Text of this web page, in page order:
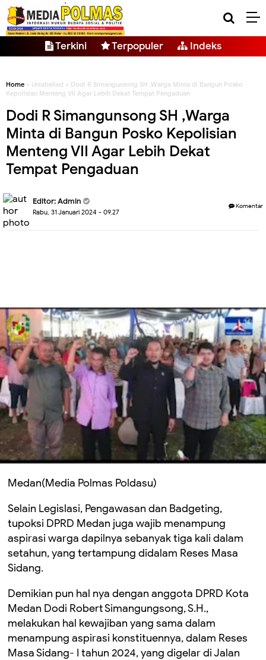
Terkini Terpopuler Indeks
Home » Unlabelled » Dodi R Simangunsong SH ,Warga Minta di Bangun Posko
Kepolisian Menteng VII Agar Lebih Dekat Tempat Pengaduan
Dodi R Simangunsong SH ,Warga
Minta di Bangun Posko Kepolisian
Menteng VII Agar Lebih Dekat
Tempat Pengaduan
Editor: Admin
Rabu, 31 Januari 2024 - 09.27
Komentar
Medan(Media Polmas Poldasu)
Selain Legislasi, Pengawasan dan Badgeting,
tupoksi DPRD Medan juga wajib menampung
aspirasi warga dapilnya sebanyak tiga kali dalam
setahun, yang tertampung didalam Reses Masa
Sidang.
Demikian pun hal nya dengan anggota DPRD Kota
Medan Dodi Robert Simangungsong, S.H.,
melakukan hal kewajiban yang sama dalam
menampung aspirasi konstituennya, dalam Reses
Masa Sidang- I tahun 2024, yang digelar di Jalan